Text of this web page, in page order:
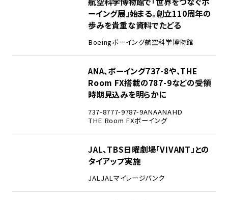
ーイング展」始まる。創立110周年の
歩みを貴重な資料でたどる
Boeingボーイング航空科学博物館
ANA、ボーイング737-8や、THE
Room FX搭載の787-9などの受領
時期見込みを明らかに
737-8777-9787-9ANAANAHD
THE Room FXボーイング
JAL、TBS日曜劇場「VIVANT」との
タイアップ実施
JALJALマイレージバンク